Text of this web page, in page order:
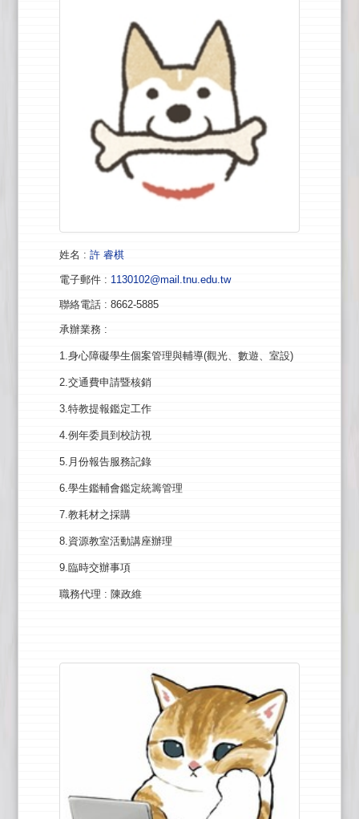
姓名 :許 睿棋
電子郵件 : 1130102@mail.tnu.edu.tw
聯絡電話 : 8662-5885
承辦業務 :
1.身心障礙學生個案管理與輔導(觀光、數遊、室設)
2.交通費申請暨核銷
3.特教提報鑑定工作
4.例年委員到校訪視
5.月份報告服務記錄
6.學生鑑輔會鑑定統籌管理
7.教耗材之採購
8.資源教室活動講座辦理
9.臨時交辦事項
職務代理 : 陳政維